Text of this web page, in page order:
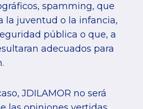
spamming, que
la juventud o la infancia,
pública o que, a
adecuados para
JDILAMOR no será